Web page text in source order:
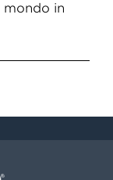
mondo in